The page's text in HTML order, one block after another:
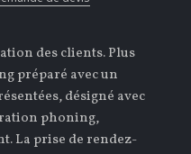
des clients. Plus
préparé avec un
désigné avec
phoning,
La prise de rendez-